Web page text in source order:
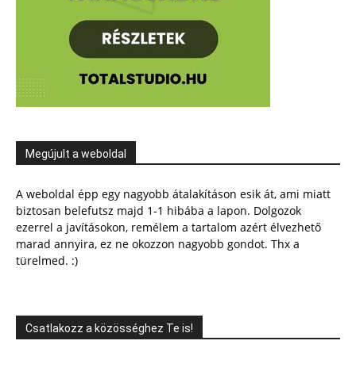
Megújult a weboldal
A weboldal épp egy nagyobb átalakításon esik át, ami miatt
biztosan belefutsz majd 1-1 hibába a lapon. Dolgozok
ezerrel a javításokon, remélem a tartalom azért élvezhető
marad annyira, ez ne okozzon nagyobb gondot. Thx a
türelmed. :)
Csatlakozz a közösséghez Te is!